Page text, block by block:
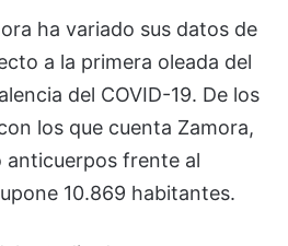
ha variado sus datos de
a la primera oleada del
del COVID-19. De los
los que cuenta Zamora,
anticuerpos frente al
10.869 habitantes.